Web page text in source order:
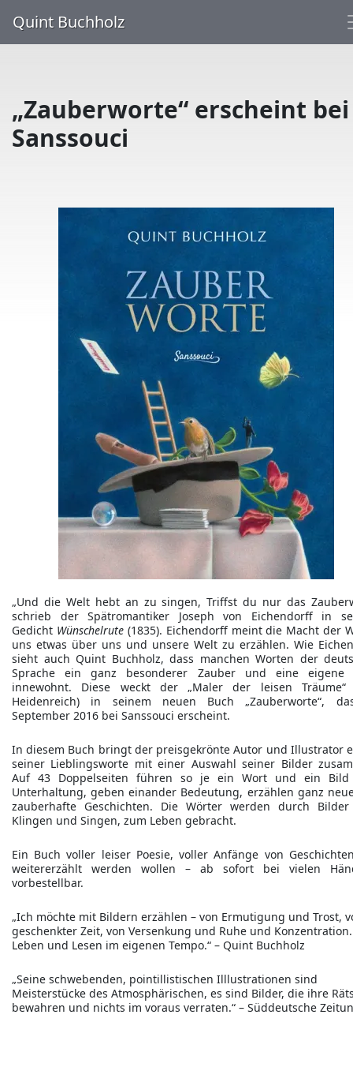
Quint Buchholz
„Zauberworte“ erscheint bei
Sanssouci
„Und die Welt hebt an zu singen, Triffst du nur das
schrieb der Spätromantiker Joseph von Eichendorff in
Gedicht Wünschelrute(1835). Eichendorff meint die Macht der
uns etwas über uns und unsere Welt zu erzählen. Wie
sieht auch Quint Buchholz, dass manchen Worten der
Sprache ein ganz besonderer Zauber und eine eigene
innewohnt. Diese weckt der „Maler der leisen Träume“
Heidenreich) in seinem neuen Buch „Zauberworte“,
September 2016 bei Sanssouci erscheint.
In diesem Buch bringt der preisgekrönte Autor und Illustrator
seiner Lieblingsworte mit einer Auswahl seiner Bilder
Auf 43 Doppelseiten führen so je ein Wort und ein Bild
Unterhaltung, geben einander Bedeutung, erzählen ganz
zauberhafte Geschichten. Die Wörter werden durch
Klingen und Singen, zum Leben gebracht.
Ein Buch voller leiser Poesie, voller Anfänge von
weitererzählt werden wollen – ab sofort bei vielen
vorbestellbar.
„Ich möchte mit Bildern erzählen – von Ermutigung und Trost,
geschenkter Zeit, von Versenkung und Ruhe und
Leben und Lesen im eigenen Tempo.“ – Quint Buchholz
„Seine schwebenden, pointillistischen Illlustrationen sind
Meisterstücke des Atmosphärischen, es sind Bilder, die ihre
bewahren und nichts im voraus verraten.“ – Süddeutsche